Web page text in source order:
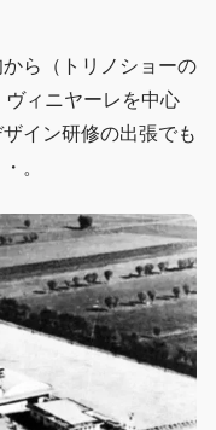
ら（トリノショーの
ヴィニヤーレを中心
イン研修の出張でも
。